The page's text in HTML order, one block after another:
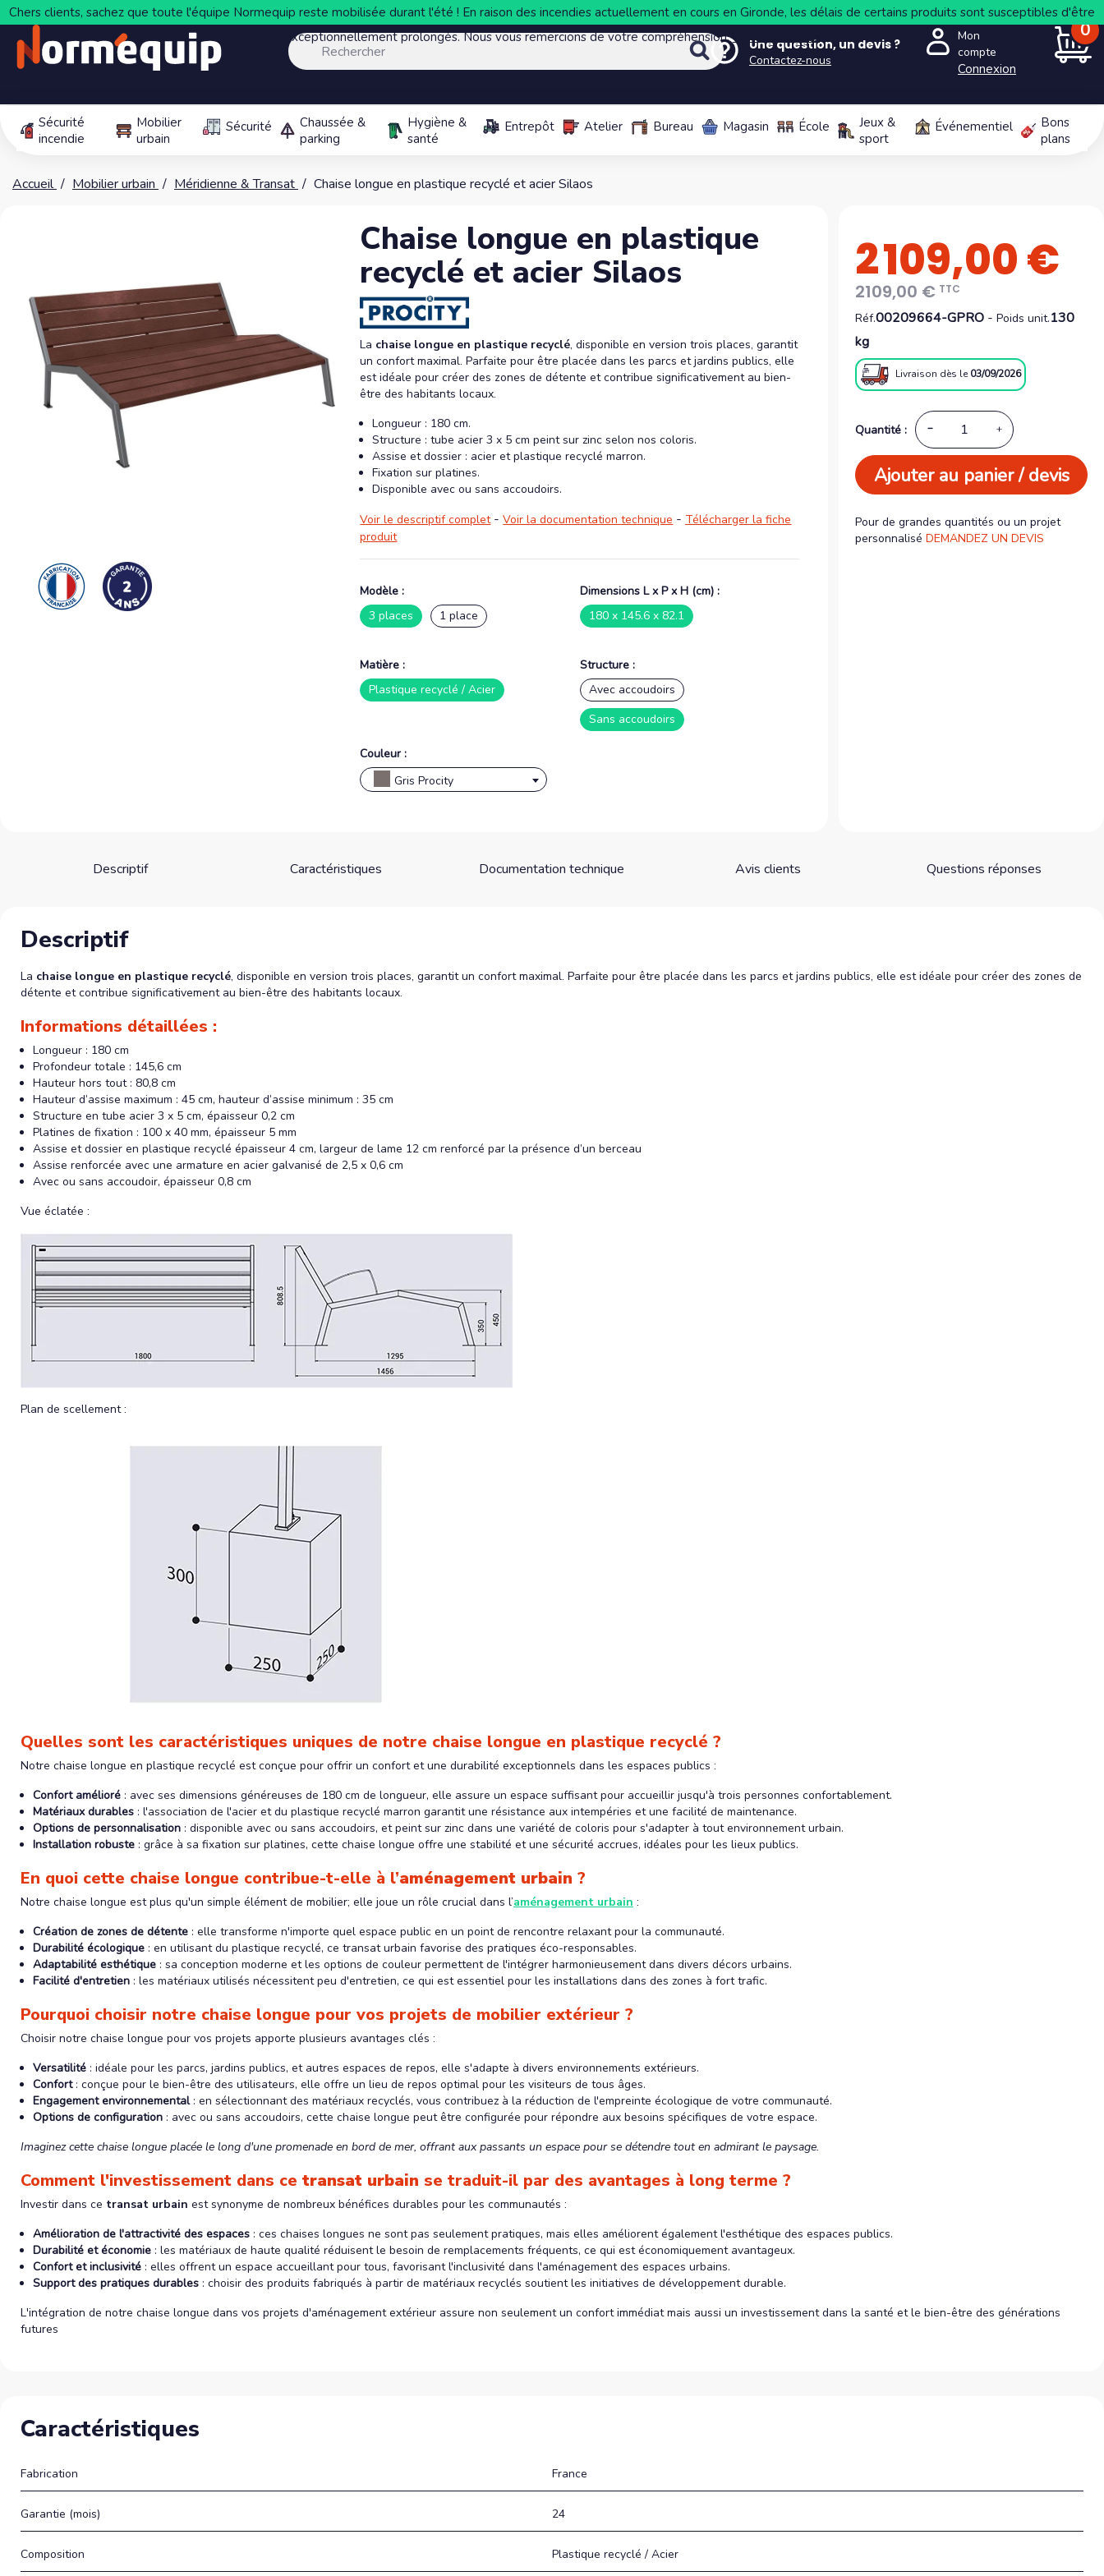
Chers clients, sachez que toute l'équipe Normequip reste mobilisée durant l'été ! En raison des incendies actuellement en cours en Gironde, les délais de certains produits sont susceptibles d'être
exceptionnellement prolongés. Nous vous remercions de votre compréhension.Contactez-nous
Une question, un devis ?
Contactez-nous
Mon
compte
Connexion
0
Sécurité
incendie
Mobilier
urbain
Sécurité
Chaussée &
parking
Hygiène &
santé
Entrepôt Atelier Bureau Magasin École
Jeux &
sport
Événementiel
Bons
plans
Accueil Mobilier urbain Méridienne & Transat Chaise longue en plastique recyclé et acier Silaos
Chaise longue en plastique
recyclé et acier Silaos
La chaise longue en plastique recyclé, disponible en version trois places, garantit
un confort maximal. Parfaite pour être placée dans les parcs et jardins publics, elle
est idéale pour créer des zones de détente et contribue significativement au bien-
être des habitants locaux.
Longueur : 180 cm.
Structure : tube acier 3 x 5 cm peint sur zinc selon nos coloris.
Assise et dossier : acier et plastique recyclé marron.
Fixation sur platines.
Disponible avec ou sans accoudoirs.
Voir le descriptif complet-Voir la documentation technique - Télécharger la fiche
produit
Modèle :
3 places
1 place
Dimensions L x P x H (cm) :
180 x 145.6 x 82.1
Matière :
Plastique recyclé / Acier
Structure :
Avec accoudoirs
Sans accoudoirs
Couleur :
Gris Procity
2 109,00 €
2109,00 € TTC
Réf.00209664-GPRO -Poids unit.130
kg
Livraison dès le 03/09/2026
Quantité :
Ajouter au panier / devis
Pour de grandes quantités ou un projet
personnaliséDEMANDEZ UN DEVIS
Descriptif Caractéristiques Documentation technique Avis clients Questions réponses
Descriptif
La chaise longue en plastique recyclé, disponible en version trois places, garantit un confort maximal. Parfaite pour être placée dans les parcs et jardins publics, elle est idéale pour créer des zones de
détente et contribue significativement au bien-être des habitants locaux.
Informations détaillées :
Longueur : 180 cm
Profondeur totale : 145,6 cm
Hauteur hors tout : 80,8 cm
Hauteur d’assise maximum : 45 cm, hauteur d’assise minimum : 35 cm
Structure en tube acier 3 x 5 cm, épaisseur 0,2 cm
Platines de fixation : 100 x 40 mm, épaisseur 5 mm
Assise et dossier en plastique recyclé épaisseur 4 cm, largeur de lame 12 cm renforcé par la présence d’un berceau
Assise renforcée avec une armature en acier galvanisé de 2,5 x 0,6 cm
Avec ou sans accoudoir, épaisseur 0,8 cm
Vue éclatée :
Plan de scellement :
Quelles sont les caractéristiques uniques de notre chaise longue en plastique recyclé ?
Notre chaise longue en plastique recyclé est conçue pour offrir un confort et une durabilité exceptionnels dans les espaces publics :
Confort amélioré : avec ses dimensions généreuses de 180 cm de longueur, elle assure un espace suffisant pour accueillir jusqu'à trois personnes confortablement.
Matériaux durables : l'association de l'acier et du plastique recyclé marron garantit une résistance aux intempéries et une facilité de maintenance.
Options de personnalisation : disponible avec ou sans accoudoirs, et peint sur zinc dans une variété de coloris pour s'adapter à tout environnement urbain.
Installation robuste : grâce à sa fixation sur platines, cette chaise longue offre une stabilité et une sécurité accrues, idéales pour les lieux publics.
En quoi cette chaise longue contribue-t-elle à l’aménagement urbain ?
Notre chaise longue est plus qu'un simple élément de mobilier; elle joue un rôle crucial dans l’aménagement urbain :
Création de zones de détente : elle transforme n'importe quel espace public en un point de rencontre relaxant pour la communauté.
Durabilité écologique : en utilisant du plastique recyclé, ce transat urbain favorise des pratiques éco-responsables.
Adaptabilité esthétique : sa conception moderne et les options de couleur permettent de l'intégrer harmonieusement dans divers décors urbains.
Facilité d'entretien : les matériaux utilisés nécessitent peu d'entretien, ce qui est essentiel pour les installations dans des zones à fort trafic.
Pourquoi choisir notre chaise longue pour vos projets de mobilier extérieur ?
Choisir notre chaise longue pour vos projets apporte plusieurs avantages clés :
Versatilité : idéale pour les parcs, jardins publics, et autres espaces de repos, elle s'adapte à divers environnements extérieurs.
Confort: conçue pour le bien-être des utilisateurs, elle offre un lieu de repos optimal pour les visiteurs de tous âges.
Engagement environnemental: en sélectionnant des matériaux recyclés, vous contribuez à la réduction de l'empreinte écologique de votre communauté.
Options de configuration : avec ou sans accoudoirs, cette chaise longue peut être configurée pour répondre aux besoins spécifiques de votre espace.
Imaginez cette chaise longue placée le long d'une promenade en bord de mer, offrant aux passants un espace pour se détendre tout en admirant le paysage.
Comment l'investissement dans ce transat urbain se traduit-il par des avantages à long terme ?
Investir dans ce transat urbain est synonyme de nombreux bénéfices durables pour les communautés :
Amélioration de l'attractivité des espaces : ces chaises longues ne sont pas seulement pratiques, mais elles améliorent également l'esthétique des espaces publics.
Durabilité et économie : les matériaux de haute qualité réduisent le besoin de remplacements fréquents, ce qui est économiquement avantageux.
Confort et inclusivité : elles offrent un espace accueillant pour tous, favorisant l'inclusivité dans l'aménagement des espaces urbains.
Support des pratiques durables : choisir des produits fabriqués à partir de matériaux recyclés soutient les initiatives de développement durable.
L'intégration de notre chaise longue dans vos projets d'aménagement extérieur assure non seulement un confort immédiat mais aussi un investissement dans la santé et le bien-être des générations
futures
Caractéristiques
Fabrication France
Garantie (mois) 24
Composition Plastique recyclé / Acier